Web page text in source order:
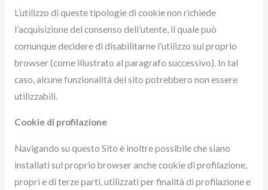
L’utilizzo di queste tipologie di cookie non richiede
l’acquisizione del consenso dell’utente, il quale può
comunque decidere di disabilitarne l’utilizzo sul proprio
browser (come illustrato al paragrafo successivo). In tal
caso, alcune funzionalità del sito potrebbero non essere
utilizzabili.
Cookie di profilazione
Navigando su questo Sito è inoltre possibile che siano
installati sul proprio browser anche cookie di profilazione,
propri e di terze parti, utilizzati per finalità di profilazione e